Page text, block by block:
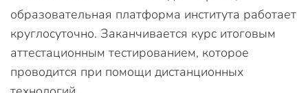
образовательная платформа института работает
круглосуточно. Заканчивается курс итоговым
аттестационным тестированием, которое
проводится при помощи дистанционных